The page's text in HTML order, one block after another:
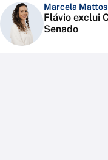
Marcela Mattos
Flávio exclui
Senado